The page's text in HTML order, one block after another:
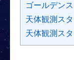
ゴールデン
天体観測ス
天体観測ス